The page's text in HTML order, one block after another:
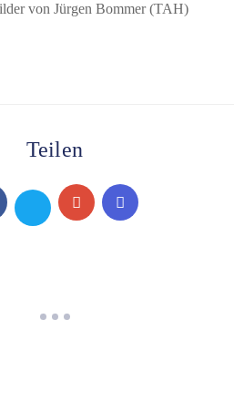
von Jürgen Bommer (TAH)
Teilen